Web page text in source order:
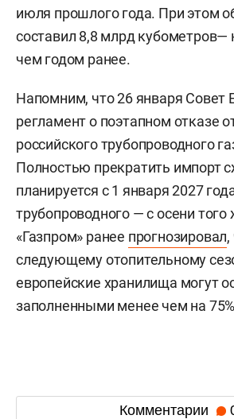
июля прошлого года. При этом
составил 8,8 млрд кубометров—
чем годом ранее.
Напомним, что 26 января Совет
регламент о поэтапном отказе
российского трубопроводного
Полностью прекратить импорт
планируется с 1 января 2027
трубопроводного — с осени того
«Газпром» ранее прогнозировал,
следующему отопительному
европейские хранилища могут
заполненными менее чем на
Комментарии